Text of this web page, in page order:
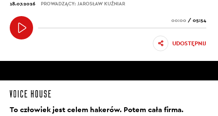
18.07.2026 PROWADZĄCY: JAROSŁAW KUŹNIAR
00:00 / 05:54
UDOSTĘPNIJ
To człowiek jest celem hakerów. Potem cała firma.